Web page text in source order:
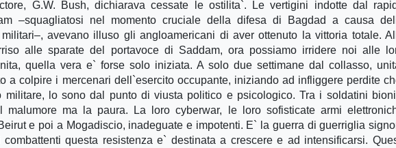
G.W. Bush, dichiarava cessate le ostilita`. Le vertigini indotte dal
–squagliatosi nel momento cruciale della difesa di Bagdad a causa
avevano illuso gli angloamericani di aver ottenuto la vittoria totale.
alle sparate del portavoce di Saddam, ora possiamo irridere noi alle
quella vera e` forse solo iniziata. A solo due settimane dal collasso,
a colpire i mercenari dell`esercito occupante, iniziando ad infliggere perdite
lo sono dal punto di viusta politico e psicologico. Tra i soldatini
ma la paura. La loro cyberwar, le loro sofisticate armi
e poi a Mogadiscio, inadeguate e impotenti. E` la guerra di guerriglia
questa resistenza e` destinata a crescere e ad intensificarsi.